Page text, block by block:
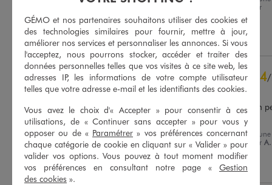
contrôle
Voir tous les avis sur ce site
5étoiles
9
4étoiles
4
3étoiles
1
2étoiles
0
1étoile 0
Trier les avis
par
Sandrine L.
Utile(0) Signaler
4/
Avis vérifié et récompensé
Veste hyper sympa pour un
look sport
Avis du12/05/2026 , suite à une
expérience du29/04/2026 par
Utile(0) Signaler
GÉMO et nos partenaires souhaitons utiliser des cookies et
des technologies similaires pour fournir, mettre à jour,
améliorer nos services et personnaliser les annonces. Si vous
l'acceptez, nous pourrons stocker, accéder et traiter des
données personnelles telles que vos visites à ce site web, les
adresses IP, les informations de votre compte utilisateur
telles que votre adresse e-mail et les identifiants des cookies.
Vous avez le choix d'« Accepter » pour consentir à ces
utilisations, de « Continuer sans accepter » pour vous y
opposer ou de « Paramétrer » vos préférences concernant
chaque catégorie de cookie en cliquant sur « Valider » pour
valider vos options. Vous pouvez à tout moment modifier
vos préférences en consultant notre page « Gestion
des cookies ».